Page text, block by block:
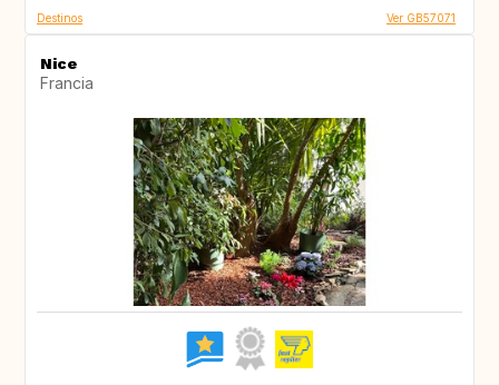
Destinos Ver GB57071
Nice
Francia